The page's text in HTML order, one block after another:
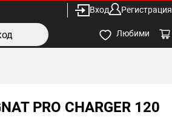
Вход Регистрация
Любими
PRO CHARGER 120